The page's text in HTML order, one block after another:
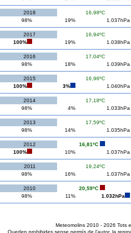
2018 16,98ºC
98%
19% 1.037hPa
2017 16,94ºC
100%
19% 1.038hPa
2016 17,04ºC
98%
18% 1.039hPa
2015 16,96ºC
100%
3% 1.040hPa
2014 17,18ºC
98%
4% 1.033hPa
2013 17,59ºC
98%
14% 1.035hPa
2012 16,81ºC
100%
10% 1.037hPa
2011 19,24ºC
98%
16% 1.037hPa
2010 20,59ºC
98%
11% 1.032hPa
Meteomolins 2010 - 2026 Tots
Queden prohibides sense permís de l’autor, la